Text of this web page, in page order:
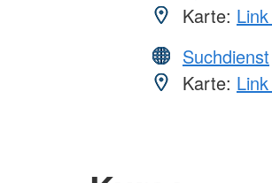
Karte:
Suchdienst
Karte: